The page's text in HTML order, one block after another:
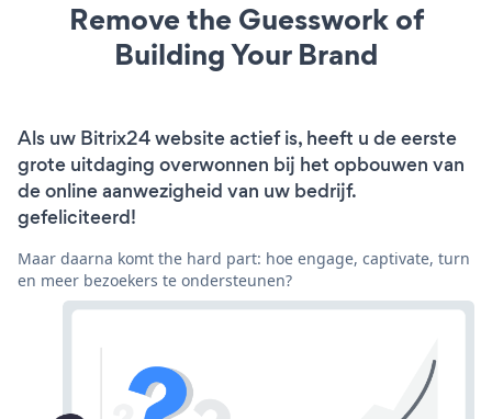
Remove the Guesswork of
Building Your Brand
Als uw Bitrix24 website actief is, heeft u de eerste
grote uitdaging overwonnen bij het opbouwen van
de online aanwezigheid van uw bedrijf.
gefeliciteerd!
Maar daarna komt the hard part: hoe engage, captivate, turn
en meer bezoekers te ondersteunen?